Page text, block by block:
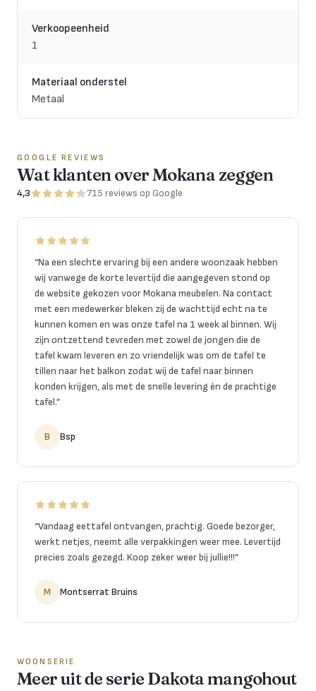
Verkoopeenheid
1
Materiaal onderstel
Metaal
GOOGLE REVIEWS
Wat klanten over Mokana zeggen
4,3 715 reviews op Google
“Na een slechte ervaring bij een andere woonzaak hebben
wij vanwege de korte levertijd die aangegeven stond op
de website gekozen voor Mokana meubelen. Na contact
met een medewerker bleken zij de wachttijd echt na te
kunnen komen en was onze tafel na 1 week al binnen. Wij
zijn ontzettend tevreden met zowel de jongen die de
tafel kwam leveren en zo vriendelijk was om de tafel te
tillen naar het balkon zodat wij de tafel naar binnen
konden krijgen, als met de snelle levering én de prachtige
tafel.”
B Bsp
“Vandaag eettafel ontvangen, prachtig. Goede bezorger,
werkt netjes, neemt alle verpakkingen weer mee. Levertijd
precies zoals gezegd. Koop zeker weer bij jullie!!!”
M Montserrat Bruins
WOONSERIE
Meer uit de serie Dakota mangohout